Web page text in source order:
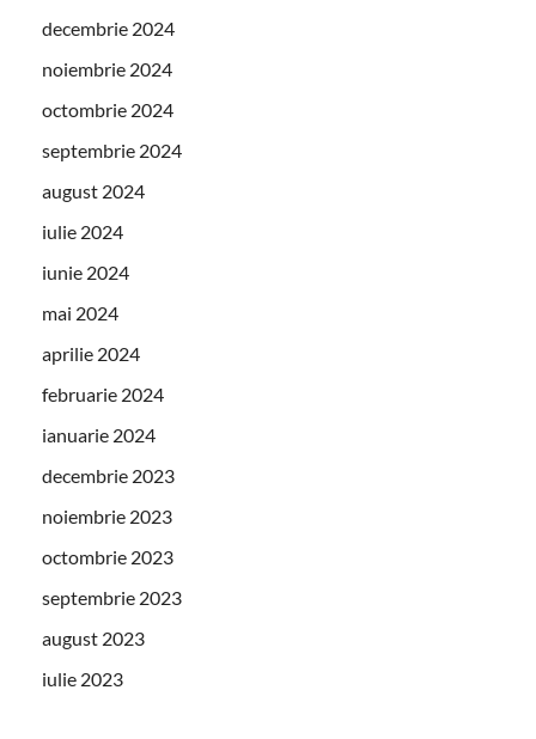
decembrie 2024
noiembrie 2024
octombrie 2024
septembrie 2024
august 2024
iulie 2024
iunie 2024
mai 2024
aprilie 2024
februarie 2024
ianuarie 2024
decembrie 2023
noiembrie 2023
octombrie 2023
septembrie 2023
august 2023
iulie 2023